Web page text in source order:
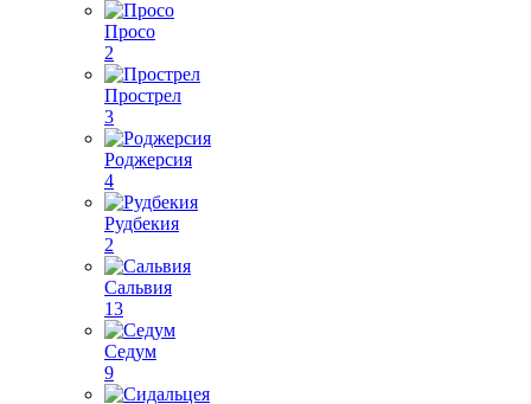
Просо
2
Прострел
3
Роджерсия
4
Рудбекия
2
Сальвия
13
Седум
9